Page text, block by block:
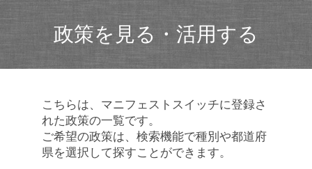
政策を見る・活用する
こちらは、マニフェストスイッチに登録さ
れた政策の一覧です。
ご希望の政策は、検索機能で種別や都道府
県を選択して探すことができます。